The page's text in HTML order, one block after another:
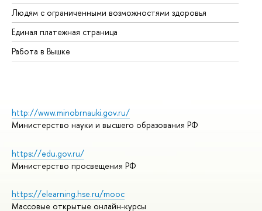
Людям с ограниченными возможностями здоровья
Единая платежная страница
Работа в Вышке
http://www.minobrnauki.gov.ru/
Министерство науки и высшего образования РФ
https://edu.gov.ru/
Министерство просвещения РФ
https://elearning.hse.ru/mooc
Массовые открытые онлайн-курсы